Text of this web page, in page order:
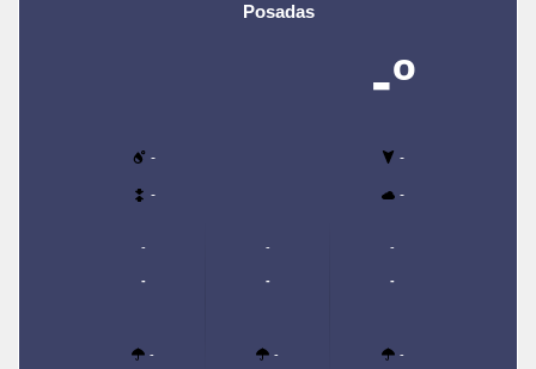
Posadas
-º
- -
- -
-
-
-
-
-
-
-
-
-